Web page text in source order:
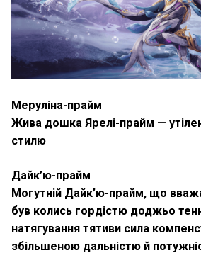
Меруліна-прайм
Жива дошка Ярелі-прайм —
стилю
Дайк’ю-прайм
Могутній Дайк’ю-прайм, що
був колись гордістю доджьо
натягування тятиви сила
збільшеною дальністю й